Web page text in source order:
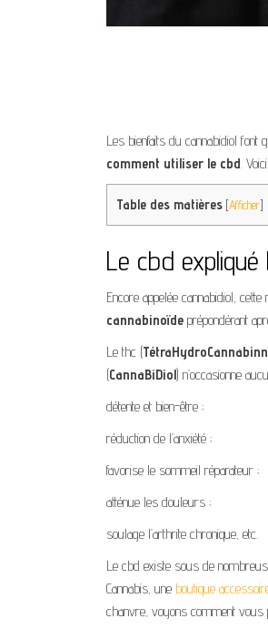
Les bienfaits du cannabidiol
comment utiliser le cbd .
Table des matières [Afficher]
Le cbd
Encore appelée cannabidiol,
cannabinoïde prépondérant
Le thc (
(CannaBiDiol) n’occasionne
détente et bien-être ;
réduction de l’anxiété ;
favorise le sommeil réparateur ;
atténue les douleurs ;
soulage l’arthrite chronique, etc.
Le cbd existe sous de
Cannabis, une boutique
chanvre, voyons comment vous